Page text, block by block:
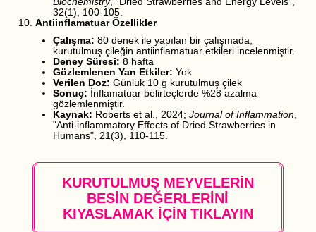
32(1), 100-105.
Antiinflamatuar Özellikler
Çalışma: 80 denek ile yapılan bir çalışmada,
kurutulmuş çileğin antiinflamatuar etkileri incelenmiştir.
Deney Süresi: 8 hafta
Gözlemlenen Yan Etkiler: Yok
Verilen Doz: Günlük 10 g kurutulmuş çilek
Sonuç: İnflamatuar belirteçlerde %28 azalma
gözlemlenmiştir.
Kaynak: Roberts et al., 2024; Journal of Inflammation,
"Anti-inflammatory Effects of Dried Strawberries in
Humans", 21(3), 110-115.
KURUTULMUŞ MEYVELERİN
BESİN DEĞERLERİNİ
KIYASLAMAK İÇİN TIKLAYIN